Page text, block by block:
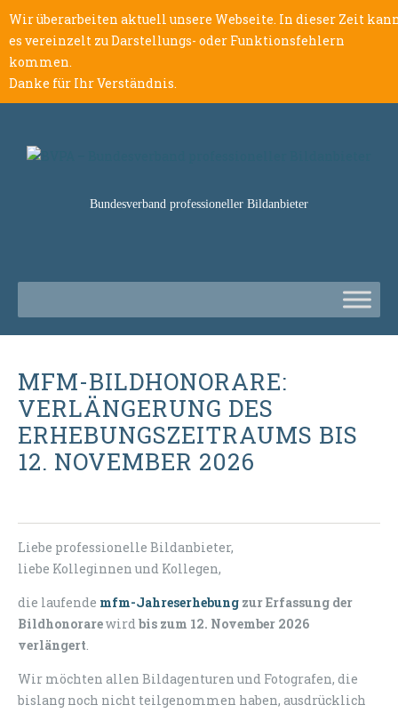
Wir überarbeiten aktuell unsere Webseite. In dieser Zeit
es vereinzelt zu Darstellungs- oder Funktionsfehlern
kommen.
Danke für Ihr Verständnis.
Bundesverband professioneller Bildanbieter
MFM-BILDHONORARE:
VERLÄNGERUNG DES
ERHEBUNGSZEITRAUMS BIS
12. NOVEMBER 2026
Liebe professionelle Bildanbieter,
liebe Kolleginnen und Kollegen,
die laufende mfm-Jahreserhebung zur Erfassung der
Bildhonorarewirdbis zum 12. November 2026
verlängert.
Wir möchten allen Bildagenturen und Fotografen, die
bislang noch nicht teilgenommen haben, ausdrücklich